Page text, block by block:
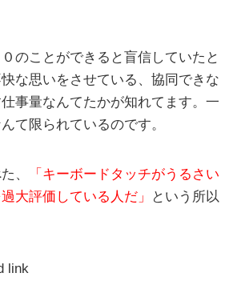
のことができると盲信していたと
な思いをさせている、協同できな
事量なんてたかが知れてます。一
て限られているのです。
、
「キーボードタッチがうるさい
大評価している人だ」
という所以
link